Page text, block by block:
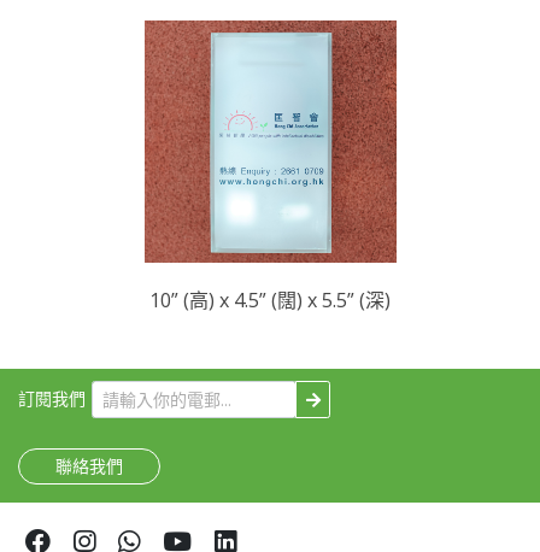
10” (高) x 4.5” (闊) x 5.5” (深)
訂閱我們
聯絡我們